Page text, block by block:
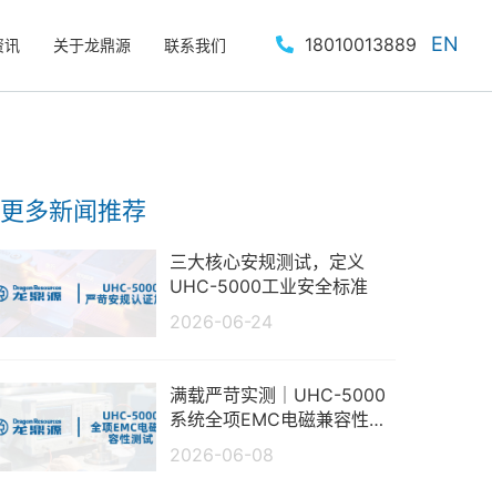
讯 关于龙鼎源 联系我们 18010013889 EN
更多新闻推荐
三大核心安规测试，定义
UHC-5000工业安全标准
2026-06-24
满载严苛实测｜UHC-5000
系统全项EMC电磁兼容性测
试报告
2026-06-08